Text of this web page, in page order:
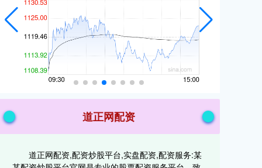
道正网配资
道正网配资,配资炒股平台,实盘配资,配资服务:某